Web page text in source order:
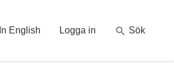
In English Logga in Sök